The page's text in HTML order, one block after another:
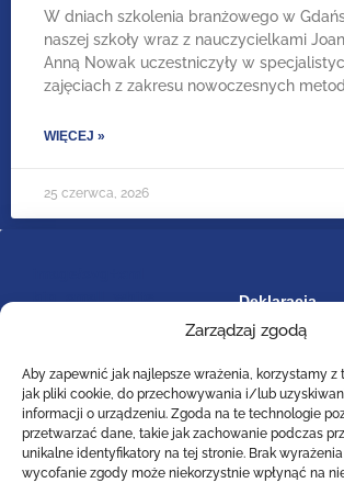
Zarządzaj zgodą
Aby zapewnić jak najlepsze wrażenia, korzystamy z
jak pliki cookie, do przechowywania i/lub
informacji o urządzeniu. Zgoda na te technologie
przetwarzać dane, takie jak zachowanie podczas
unikalne identyfikatory na tej stronie. Brak
wycofanie zgody może niekorzystnie wpłynąć na
W dniach szkolenia branżowego w
naszej szkoły wraz z nauczycielkami
Anną Nowak uczestniczyły w
zajęciach z zakresu nowoczesnych metod
WIĘCEJ »
25 czerwca, 2026
Deklaracja
Zespół Szkół Technicznych
Centrum Kształcenia Zawodowego i